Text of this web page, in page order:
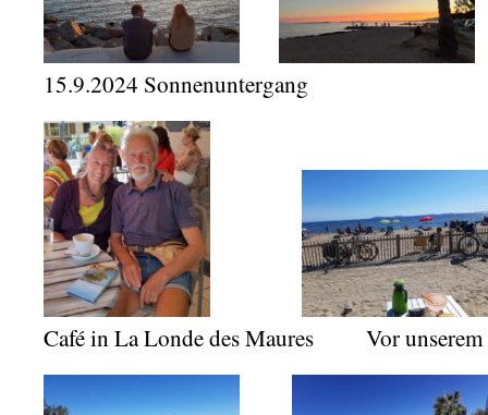
15.9.2024 Sonnenuntergang
Café in La Londe des Maures Vor unserem